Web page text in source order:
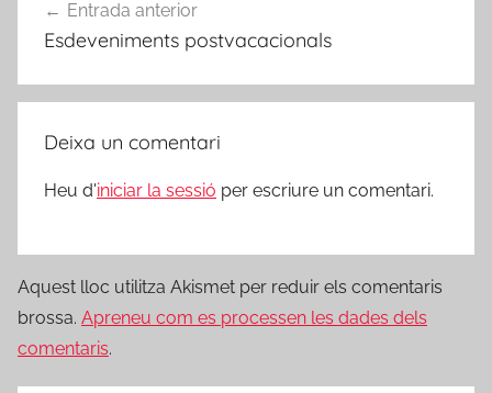
d'entrades
Entrada anterior
Esdeveniments postvacacionals
Deixa un comentari
Heu d'iniciar la sessió per escriure un comentari.
Aquest lloc utilitza Akismet per reduir els comentaris
brossa. Apreneu com es processen les dades dels
comentaris.